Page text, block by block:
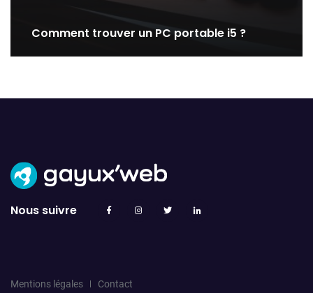
Comment trouver un PC portable i5 ?
Nous suivre
Mentions légales Contact